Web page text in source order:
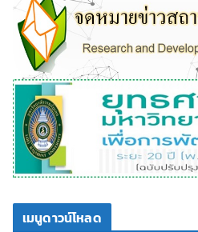
เมนูดาวน์โหลด